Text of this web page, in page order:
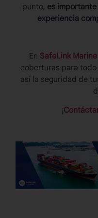
punto, es
experiencia
En SafeLink Marine
coberturas para
así la seguridad de
¡